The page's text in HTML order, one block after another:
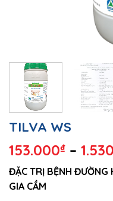
TILVA WS
153.000₫ –
ĐẶC TRỊ BỆNH ĐƯỜNG
GIA CẦM